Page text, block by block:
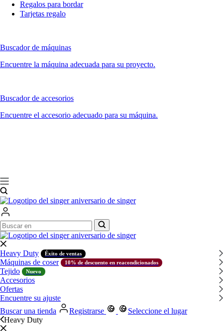
Regalos para bordar
Tarjetas regalo
Buscador de máquinas
Encuentre la máquina adecuada para su proyecto.
Buscador de accesorios
Encuentre el accesorio adecuado para su máquina.
Buscar
en
Buscar
en
Heavy Duty Éxito de ventas
Máquinas de coser 10% de descuento en reacondicionados
Tejido Nuevo
Accesorios
Ofertas
Encuentre su ajuste
Buscar una tienda
Registrarse
Seleccione el lugar
Heavy Duty